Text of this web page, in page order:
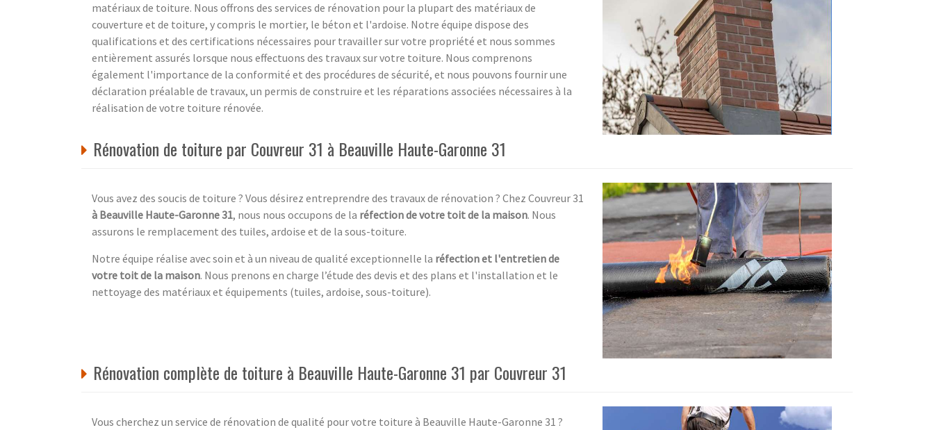
matériaux de toiture. Nous offrons des services de rénovation pour la plupart des matériaux de
couverture et de toiture, y compris le mortier, le béton et l'ardoise. Notre équipe dispose des
qualifications et des certifications nécessaires pour travailler sur votre propriété et nous sommes
entièrement assurés lorsque nous effectuons des travaux sur votre toiture. Nous comprenons
également l'importance de la conformité et des procédures de sécurité, et nous pouvons fournir une
déclaration préalable de travaux, un permis de construire et les réparations associées nécessaires à la
réalisation de votre toiture rénovée.
Rénovation de toiture par Couvreur 31 à Beauville Haute-Garonne 31
Vous avez des soucis de toiture ? Vous désirez entreprendre des travaux de rénovation ? Chez Couvreur 31
à Beauville Haute-Garonne 31, nous nous occupons de la réfection de votre toit de la maison. Nous
assurons le remplacement des tuiles, ardoise et de la sous-toiture.
Notre équipe réalise avec soin et à un niveau de qualité exceptionnelle la réfection et l'entretien de
votre toit de la maison. Nous prenons en charge l’étude des devis et des plans et l'installation et le
nettoyage des matériaux et équipements (tuiles, ardoise, sous-toiture).
Rénovation complète de toiture à Beauville Haute-Garonne 31 par Couvreur 31
Vous cherchez un service de rénovation de qualité pour votre toiture à Beauville Haute-Garonne 31 ?